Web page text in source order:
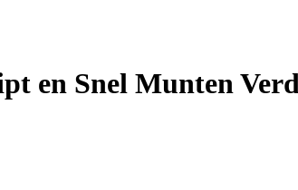
en Snel Munten